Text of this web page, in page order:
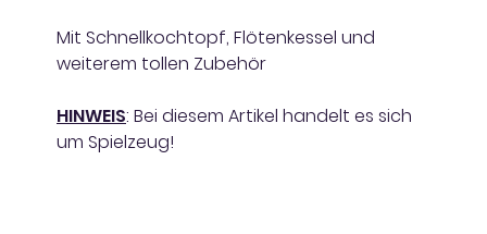
Mit Schnellkochtopf, Flötenkessel und
weiterem tollen Zubehör
HINWEIS: Bei diesem Artikel handelt es sich
um Spielzeug!